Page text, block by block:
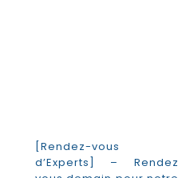
[Rendez-vous
d’Experts] – Rendez